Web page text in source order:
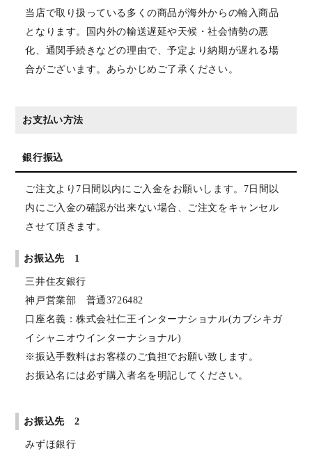
当店で取り扱っている多くの商品が海外からの輸入商品
となります。国内外の輸送遅延や天候・社会情勢の悪
化、通関手続きなどの理由で、予定より納期が遅れる場
合がございます。あらかじめご了承ください。
お支払い方法
銀行振込
ご注文より7日間以内にご入金をお願いします。7日間以
内にご入金の確認が出来ない場合、ご注文をキャンセル
させて頂きます。
お振込先 1
三井住友銀行
神戸営業部 普通3726482
口座名義：株式会社仁王インターナショナル(カブシキガ
イシャニオウインターナショナル)
※振込手数料はお客様のご負担でお願い致します。
お振込名には必ず購入者名を明記してください。
お振込先 2
みずほ銀行